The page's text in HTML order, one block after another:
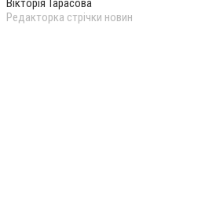
Вікторія Тарасова
Редакторка стрічки новин